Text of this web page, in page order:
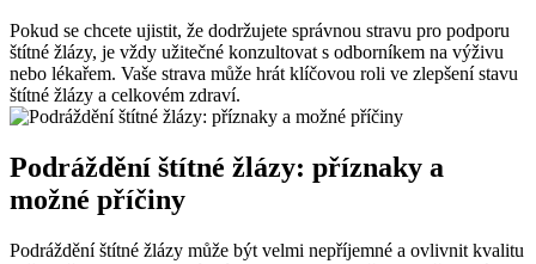
Pokud se chcete ujistit, že dodržujete správnou stravu pro podporu
štítné žlázy, je vždy užitečné konzultovat s odborníkem na výživu
nebo lékařem. Vaše strava může hrát klíčovou roli ve zlepšení stavu
štítné žlázy a celkovém zdraví.
Podráždění štítné žlázy: příznaky a
možné příčiny
Podráždění štítné žlázy může být velmi nepříjemné a ovlivnit kvalitu